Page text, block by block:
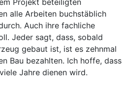
alle Arbeiten buchstäblich
Auch ihre fachliche
Jeder sagt, dass, sobald
gebaut ist, ist es zehnmal
Bau bezahlten. Ich hoffe, dass
Jahre dienen wird.